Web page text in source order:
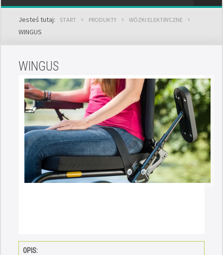
Jesteś tutaj: START PRODUKTY WÓZKI ELEKTRYCZNE
WINGUS
WINGUS
OPIS: